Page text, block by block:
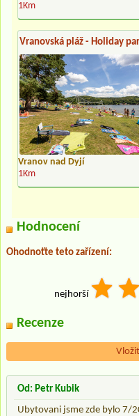
1Km
Vranovská pláž - Holiday
Vranov nad Dyjí
1Km
Hodnocení
Ohodnoťte teto zařízení:
nejhorší
Recenze
Od: Petr Kubik
Ubytovani jsme zde bylo 7/